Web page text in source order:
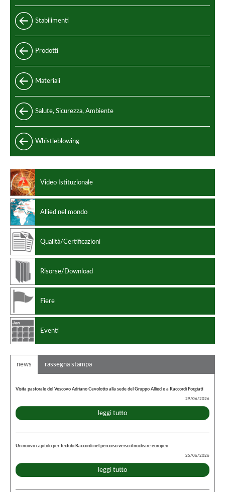
Stabilimenti
Prodotti
Standard
Speciali
Standard di produzione
Materiali
Acciaio e leghe di acciaio
Acciaio inox
Leghe non ferrose
Salute, Sicurezza, Ambiente
Whistleblowing
Video Istituzionale
Allied nel mondo
Qualità/Certificazioni
Risorse/Download
Fiere
Eventi
news rassegna stampa
Visita pastorale del Vescovo Adriano Cevolotto alla sede del Gruppo Allied e a Raccordi Forgiati
29/06/2026
leggi tutto
Un nuovo capitolo per Tectubi Raccordi nel percorso verso il nucleare europeo
25/06/2026
leggi tutto